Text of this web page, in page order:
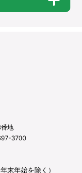
地
3700
末年始を除く）